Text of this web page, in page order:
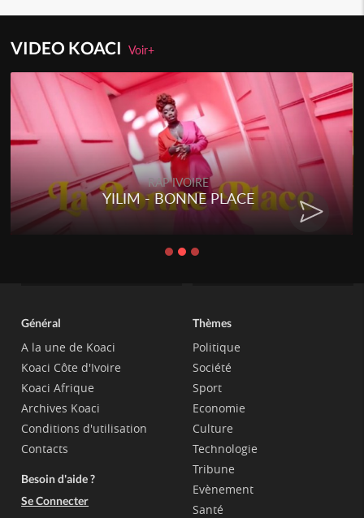
VIDEO KOACIVoir+
RAP IVOIRE
YILIM - BONNE PLACE
Général
A la une de Koaci
Koaci Côte d'Ivoire
Koaci Afrique
Archives Koaci
Conditions d'utilisation
Contacts
Besoin d'aide ?
Se Connecter
Thèmes
Politique
Société
Sport
Economie
Culture
Technologie
Tribune
Evènement
Santé